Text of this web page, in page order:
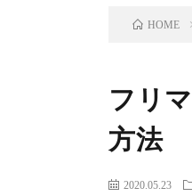
HOME
フリ
方法
2020.05.23